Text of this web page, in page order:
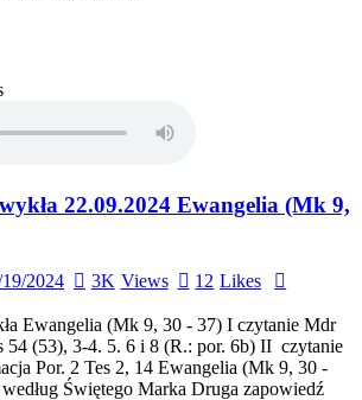
22.09.2024 Ewangelia (Mk 9,
2024 3K Views 12 Likes
Ewangelia (Mk 9, 30 - 37) I czytanie Mdr
54 (53), 3-4. 5. 6 i 8 (R.: por. 6b) II czytanie
Por. 2 Tes 2, 14 Ewangelia (Mk 9, 30 -
Świętego Marka Druga zapowiedź